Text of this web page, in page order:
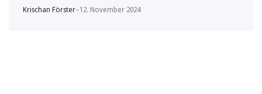
Krischan Förster–12. November 2024